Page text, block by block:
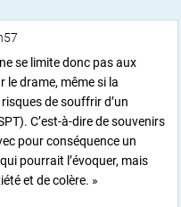
se limite donc pas aux
le drame, même si la
de souffrir d’un
C’est-à-dire de souvenirs
pour conséquence un
pourrait l’évoquer, mais
et de colère. »